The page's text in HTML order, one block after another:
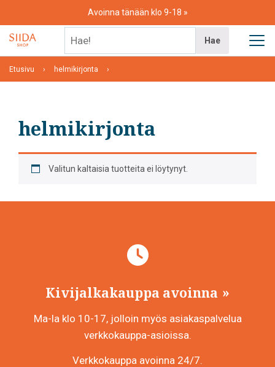
content
Avoinna tänään klo 9-18
Hae
Etusivu helmikirjonta
helmikirjonta
Valitun kaltaisia tuotteita ei löytynyt.
Kivijalkakauppa avoinna
Ma-la klo 10-17, jolloin myös asiakaspalvelua
verkkokauppa-asioissa.
Verkkokauppa avoinna 24/7.